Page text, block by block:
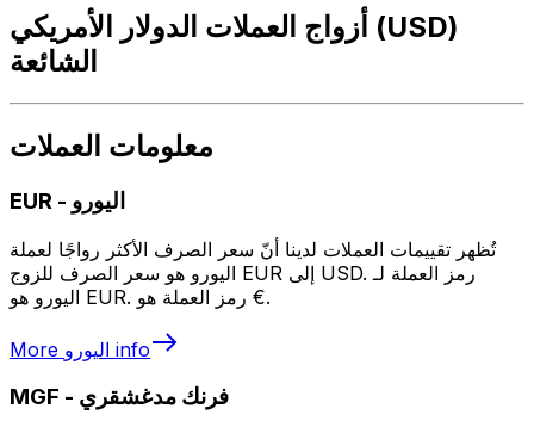
أزواج العملات الدولار الأمريكي (USD)
الشائعة
معلومات العملات
EUR - اليورو
تُظهر تقييمات العملات لدينا أنّ سعر الصرف الأكثر رواجًا لعملة
اليورو هو سعر الصرف للزوج EUR إلى USD. رمز العملة لـ
اليورو هو EUR. رمز العملة هو €.
More اليورو info
MGF - فرنك مدغشقري